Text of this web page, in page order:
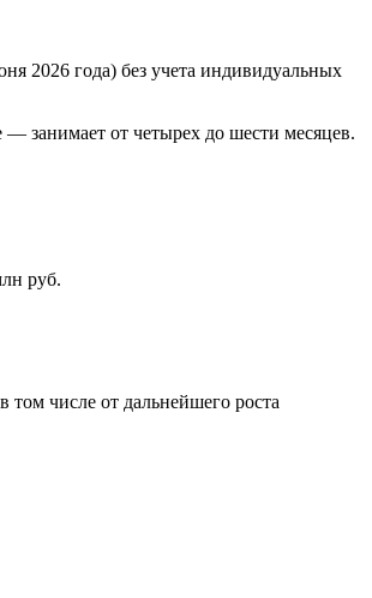
2026 года) без учета индивидуальных
занимает от четырех до шести месяцев.
руб.
числе от дальнейшего роста